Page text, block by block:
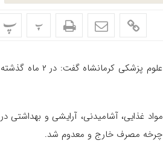
پ پ
مدیر نظارت بر مواد غذایی، آشامیدنی، آرایشی و بهداشتی معاونت غذا و دارو دانشگاه علوم پزشکی کرمانشاه گفت: در ۲ ماه گذشته
غذایی، آشامیدنی، آرایشی و بهداشتی در